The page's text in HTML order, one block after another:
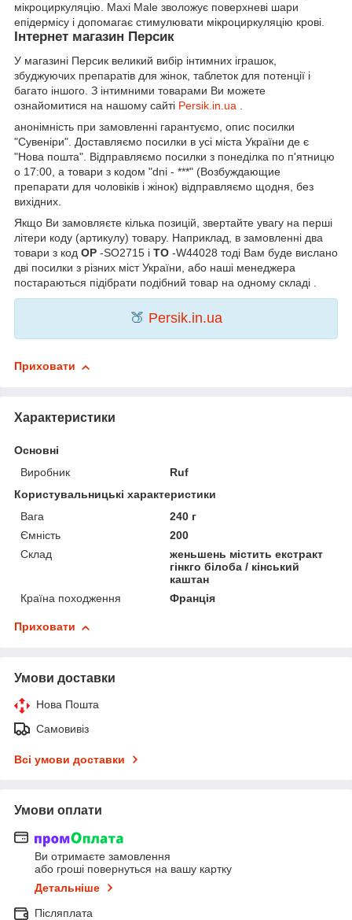
мікроциркуляцію. Maxi Male зволожує поверхневі шари
епідермісу і допомагає стимулювати мікроциркуляцію крові.
Інтернет магазин Персик
У магазині Персик великий вибір інтимних іграшок,
збуджуючих препаратів для жінок, таблеток для потенції і
багато іншого. З інтимними товарами Ви можете
ознайомитися на нашому сайті Persik.in.ua
анонімність при замовленні гарантуємо, опис посилки
"Сувеніри". Доставляємо посилки в усі міста України де є
"Нова пошта". Відправляємо посилки з понеділка по п'ятницю
о 17:00, а товари з кодом "dni - ***" (Возбуждающие
препарати для чоловіків і жінок) відправляємо щодня, без
вихідних.
Якщо Ви замовляєте кілька позицій, звертайте увагу на перші
літери коду (артикулу) товару. Наприклад, в замовленні два
товари з код OP -SO2715 і TO -W44028 тоді Вам буде вислано
дві посилки з різних міст України, або наші менеджера
постараються підібрати подібний товар на одному складі .
🍑 Persik.in.ua
Приховати
Характеристики
Основні
Виробник
Ruf
Користувальницькі характеристики
Вага
240 г
Ємність
200
Склад
женьшень містить екстракт
гінкго білоба / кінський
каштан
Країна походження
Франція
Приховати
Умови доставки
Нова Пошта
Самовивіз
Всі умови доставки
Умови оплати
Ви отримаєте замовлення
або гроші повернуться на вашу картку
Детальніше
Післяплата